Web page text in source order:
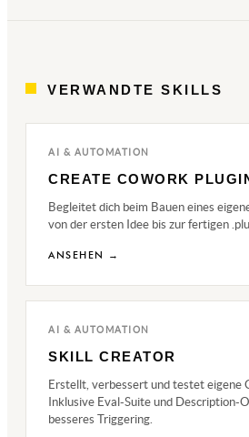
VERWANDTE SKILLS
AI & AUTOMATION
CREATE COWORK
Begleitet dich beim Bauen eines
von der ersten Idee bis zur fertigen
ANSEHEN →
AI & AUTOMATION
SKILL CREATOR
Erstellt, verbessert und testet eigene
Inklusive Eval-Suite und Description-
besseres Triggering.